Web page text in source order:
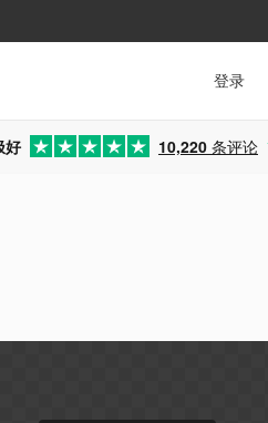
登录
好 10,220 条评论